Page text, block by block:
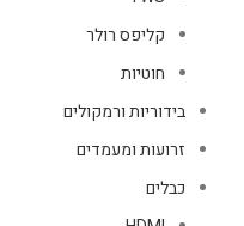
קליפס רולר
חוטיות
בידוריות ורמקולים
זרועות ומעמדים
כבלים